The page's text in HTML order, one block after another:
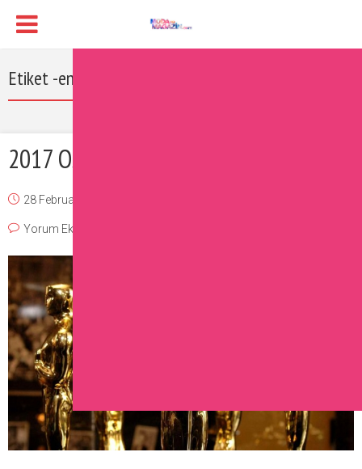
Etiket -en iyi kadın oyuncu
2017 Oscar Ödülleri Sahiplerini Buldu
28 February 2017
Yorum Ekle